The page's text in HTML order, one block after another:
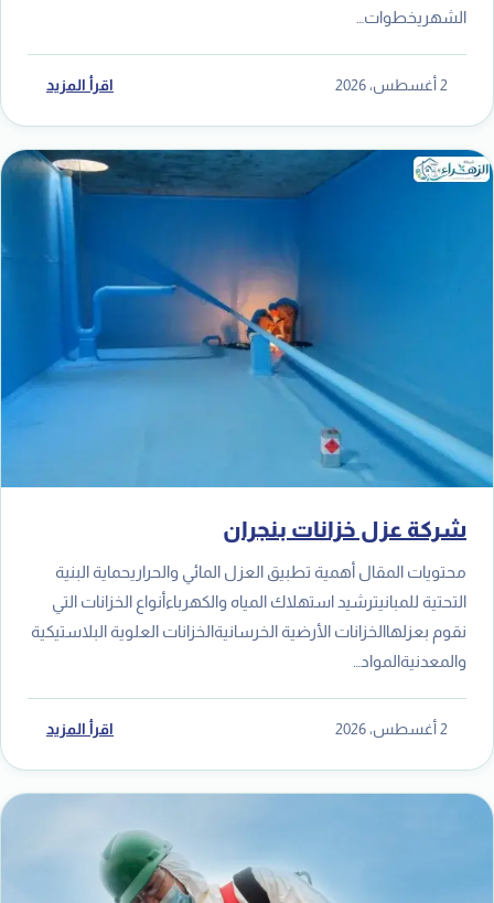
الشهريخطوات…
2 أغسطس، 2026 اقرأ المزيد
شركة عزل خزانات بنجران
محتويات المقال أهمية تطبيق العزل المائي والحراريحماية البنية
التحتية للمبانيترشيد استهلاك المياه والكهرباءأنواع الخزانات التي
نقوم بعزلهاالخزانات الأرضية الخرسانيةالخزانات العلوية البلاستيكية
والمعدنيةالمواد…
2 أغسطس، 2026 اقرأ المزيد